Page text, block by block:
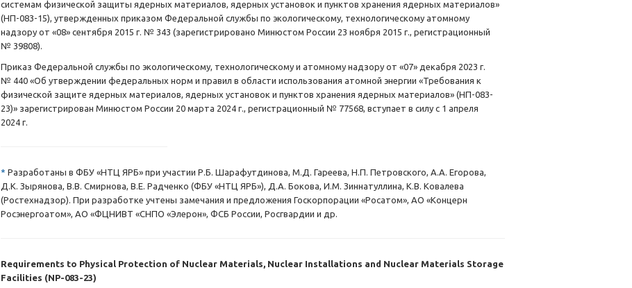
системам физической защиты ядерных материалов, ядерных установок и пунктов хранения ядерных материалов»
(НП-083-15), утвержденных приказом Федеральной службы по экологическому, технологическому атомному
надзору от «08» сентября 2015 г. № 343 (зарегистрировано Минюстом России 23 ноября 2015 г., регистрационный
№ 39808).
Приказ Федеральной службы по экологическому, технологическому и атомному надзору от «07» декабря 2023 г.
№ 440 «Об утверждении федеральных норм и правил в области использования атомной энергии «Требования к
физической защите ядерных материалов, ядерных установок и пунктов хранения ядерных материалов» (НП-083-
23)» зарегистрирован Минюстом России 20 марта 2024 г., регистрационный № 77568, вступает в силу с 1 апреля
2024 г.
* Разработаны в ФБУ «НТЦ ЯРБ» при участии Р.Б. Шарафутдинова, М.Д. Гареева, Н.П. Петровского, А.А. Егорова,
Д.К. Зырянова, В.В. Смирнова, В.Е. Радченко (ФБУ «НТЦ ЯРБ»), Д.А. Бокова, И.М. Зиннатуллина, К.В. Ковалева
(Ростехнадзор). При разработке учтены замечания и предложения Госкорпорации «Росатом», АО «Концерн
Росэнергоатом», АО «ФЦНИВТ «СНПО «Элерон», ФСБ России, Росгвардии и др.
Requirements to Physical Protection of Nuclear Materials, Nuclear Installations and Nuclear Materials Storage
Facilities (NP-083-23)